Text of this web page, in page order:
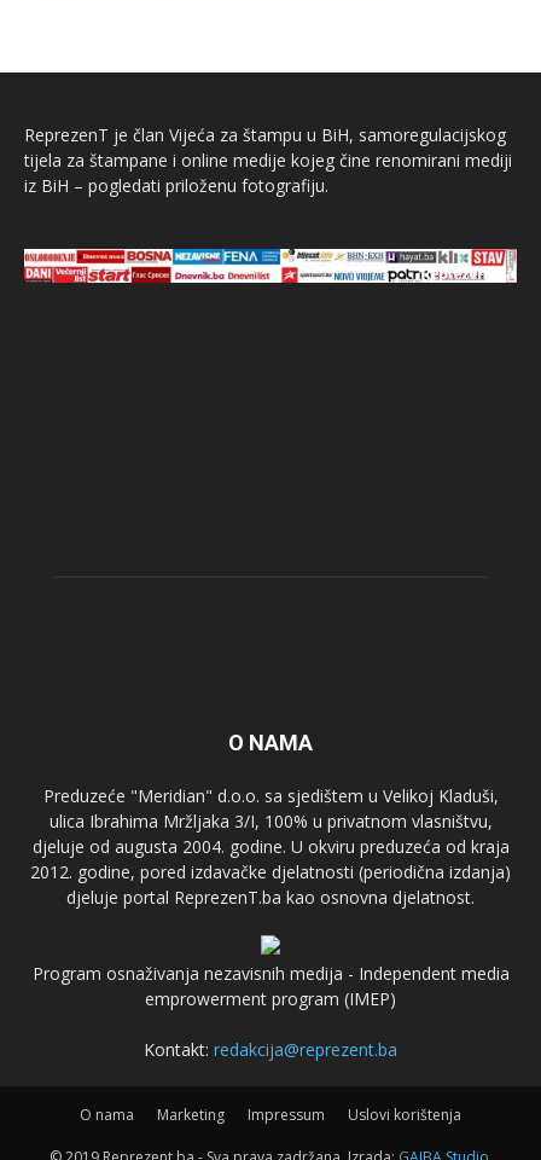
ReprezenT je član Vijeća za štampu u BiH, samoregulacijskog
tijela za štampane i online medije kojeg čine renomirani mediji
iz BiH – pogledati priloženu fotografiju.
O NAMA
Preduzeće "Meridian" d.o.o. sa sjedištem u Velikoj Kladuši,
ulica Ibrahima Mržljaka 3/I, 100% u privatnom vlasništvu,
djeluje od augusta 2004. godine. U okviru preduzeća od kraja
2012. godine, pored izdavačke djelatnosti (periodična izdanja)
djeluje portal ReprezenT.ba kao osnovna djelatnost.
Program osnaživanja nezavisnih medija - Independent media
emprowerment program (IMEP)
Kontakt: redakcija@reprezent.ba
O nama Marketing Impressum Uslovi korištenja